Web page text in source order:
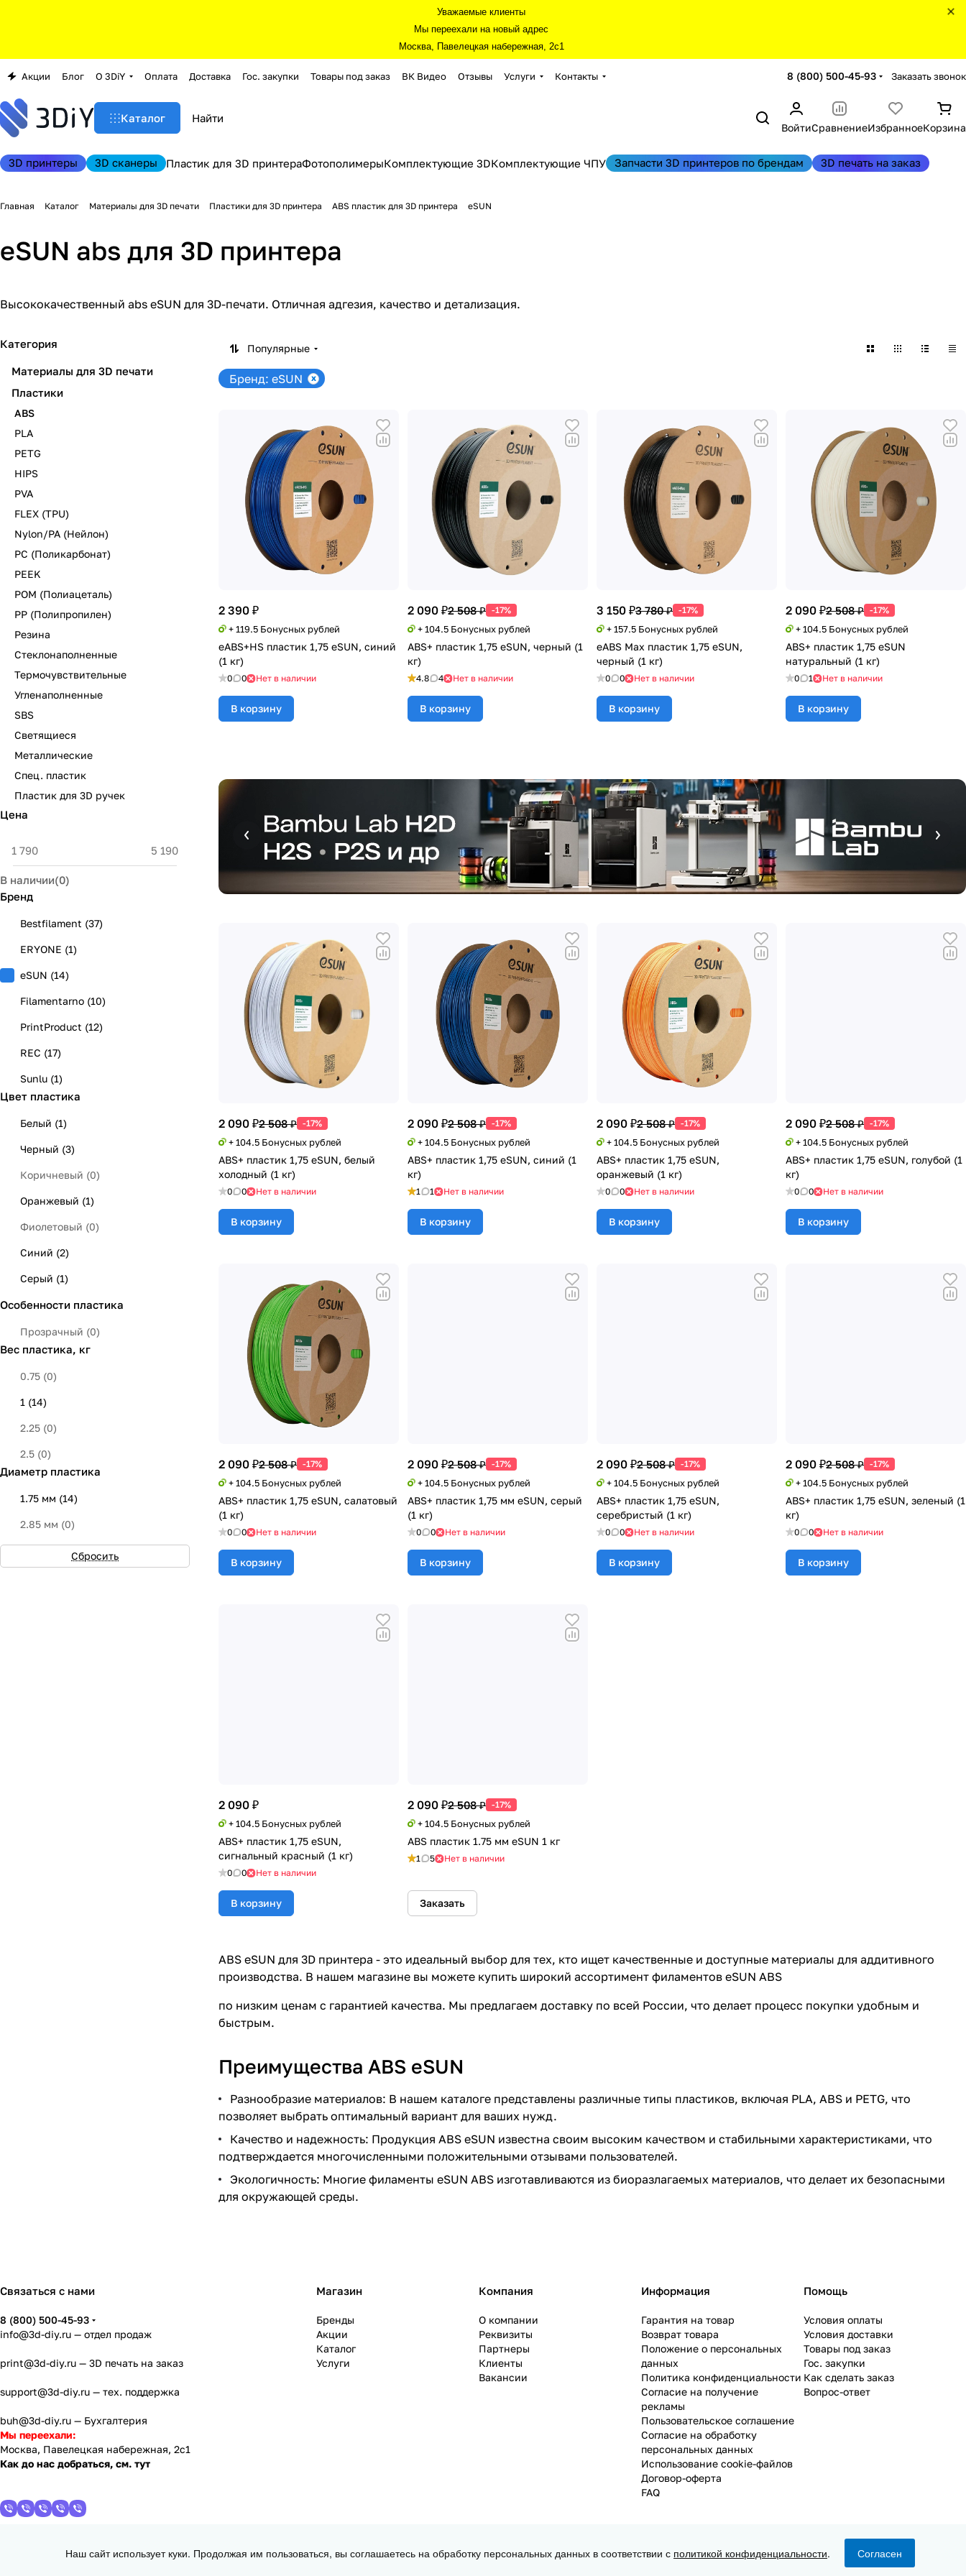
Уважаемые клиенты
Мы переехали на новый адрес
Москва, Павелецкая набережная, 2с1
Акции Блог О 3DiY Оплата Доставка Гос. закупки Товары под заказ ВК Видео Отзывы Услуги Контакты 8 (800) 500-45-93 Заказать звонок
Каталог
ВойтиСравнениеИзбранноеКорзина
3D принтеры 3D сканеры Пластик для 3D принтераФотополимерыКомплектующие 3DКомплектующие ЧПУ Запчасти 3D принтеров по брендам 3D печать на заказ
Главная Каталог Материалы для 3D печати Пластики для 3D принтера ABS пластик для 3D принтера eSUN
eSUN abs для 3D принтера
Высококачественный abs eSUN для 3D-печати. Отличная адгезия, качество и детализация.
Популярные
Бренд: eSUN
2 390 ₽
+ 119.5 Бонусных рублей
eABS+HS пластик 1,75 eSUN, синий
(1 кг)
0 0 Нет в наличии
В корзину
2 090 ₽2 508 ₽ -17%
+ 104.5 Бонусных рублей
ABS+ пластик 1,75 eSUN, черный (1
кг)
4.8 4 Нет в наличии
В корзину
3 150 ₽3 780 ₽ -17%
+ 157.5 Бонусных рублей
eABS Max пластик 1,75 eSUN,
черный (1 кг)
0 0 Нет в наличии
В корзину
2 090 ₽2 508 ₽ -17%
+ 104.5 Бонусных рублей
ABS+ пластик 1,75 eSUN
натуральный (1 кг)
0 1 Нет в наличии
В корзину
2 090 ₽2 508 ₽ -17%
+ 104.5 Бонусных рублей
ABS+ пластик 1,75 eSUN, белый
холодный (1 кг)
0 0 Нет в наличии
В корзину
2 090 ₽2 508 ₽ -17%
+ 104.5 Бонусных рублей
ABS+ пластик 1,75 eSUN, синий (1
кг)
1 1 Нет в наличии
В корзину
2 090 ₽2 508 ₽ -17%
+ 104.5 Бонусных рублей
ABS+ пластик 1,75 eSUN,
оранжевый (1 кг)
0 0 Нет в наличии
В корзину
2 090 ₽2 508 ₽ -17%
+ 104.5 Бонусных рублей
ABS+ пластик 1,75 eSUN, голубой (1
кг)
0 0 Нет в наличии
В корзину
2 090 ₽2 508 ₽ -17%
+ 104.5 Бонусных рублей
ABS+ пластик 1,75 eSUN, салатовый
(1 кг)
0 0 Нет в наличии
В корзину
2 090 ₽2 508 ₽ -17%
+ 104.5 Бонусных рублей
ABS+ пластик 1,75 мм eSUN, серый
(1 кг)
0 0 Нет в наличии
В корзину
2 090 ₽2 508 ₽ -17%
+ 104.5 Бонусных рублей
ABS+ пластик 1,75 eSUN,
серебристый (1 кг)
0 0 Нет в наличии
В корзину
2 090 ₽2 508 ₽ -17%
+ 104.5 Бонусных рублей
ABS+ пластик 1,75 eSUN, зеленый (1
кг)
0 0 Нет в наличии
В корзину
2 090 ₽
+ 104.5 Бонусных рублей
ABS+ пластик 1,75 eSUN,
сигнальный красный (1 кг)
0 0 Нет в наличии
В корзину
2 090 ₽2 508 ₽ -17%
+ 104.5 Бонусных рублей
ABS пластик 1.75 мм eSUN 1 кг
1 5 Нет в наличии
Заказать
ABS eSUN для 3D принтера - это идеальный выбор для тех, кто ищет качественные и доступные материалы для аддитивного
производства. В нашем магазине вы можете купить широкий ассортимент филаментов eSUN ABS
по низким ценам с гарантией качества. Мы предлагаем доставку по всей России, что делает процесс покупки удобным и
быстрым.
Преимущества ABS eSUN
Разнообразие материалов: В нашем каталоге представлены различные типы пластиков, включая PLA, ABS и PETG, что
позволяет выбрать оптимальный вариант для ваших нужд.
Качество и надежность: Продукция ABS eSUN известна своим высоким качеством и стабильными характеристиками, что
подтверждается многочисленными положительными отзывами пользователей.
Экологичность: Многие филаменты eSUN ABS изготавливаются из биоразлагаемых материалов, что делает их безопасными
для окружающей среды.
Категория
Материалы для 3D печати
Пластики
ABS
PLA
PETG
HIPS
PVA
FLEX (TPU)
Nylon/PA (Нейлон)
PC (Поликарбонат)
PEEK
POM (Полиацеталь)
PP (Полипропилен)
Резина
Стеклонаполненные
Термочувствительные
Угленаполненные
SBS
Светящиеся
Металлические
Спец. пластик
Пластик для 3D ручек
Цена
В наличии(0)
Бренд
Bestfilament (37)
ERYONE (1)
eSUN (14)
Filamentarno (10)
PrintProduct (12)
REC (17)
Sunlu (1)
Цвет пластика
Белый (1)
Черный (3)
Коричневый (0)
Оранжевый (1)
Фиолетовый (0)
Синий (2)
Серый (1)
Желтый(0 )
Красный(1)
Зеленый(1
Серебристый
Салатовый
Розовый
Натуральный
Изумрудный(0)
Особенности пластика
Прозрачный (0)
Вес пластика, кг
0.75 (0)
1 (14)
2.25 (0)
2.5 (0)
Диаметр пластика
1.75 мм (14)
2.85 мм (0)
Сбросить
Связаться с нами
8 (800) 500-45-93
info@3d-diy.ru — отдел продаж
print@3d-diy.ru — 3D печать на заказ
support@3d-diy.ru — тех. поддержка
buh@3d-diy.ru — Бухгалтерия
Мы переехали:
Москва, Павелецкая набережная, 2с1
Как до нас добраться, см. тут
Магазин
Бренды
Акции
Каталог
Услуги
Компания
О компании
Реквизиты
Партнеры
Клиенты
Вакансии
Информация
Гарантия на товар
Возврат товара
Положение о персональных
данных
Политика конфиденциальности
Согласие на получение
рекламы
Пользовательское соглашение
Согласие на обработку
персональных данных
Использование cookie-файлов
Договор-оферта
FAQ
Помощь
Условия оплаты
Условия доставки
Товары под заказ
Гос. закупки
Как сделать заказ
Вопрос-ответ
2013 - 2026 © 3DiY (Тридиай) - интернет-магазин комплектующих для 3D принтеров, ЧПУ станков и робототехники Конфиденциальность
Наш сайт использует куки. Продолжая им пользоваться, вы соглашаетесь на обработку персональных данных в соответствии с политикой конфиденциальности. Согласен